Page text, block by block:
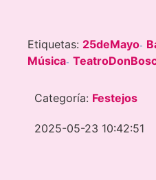
Etiquetas: 25deMayo-
Música-
Categoría: Festejos
2025-05-23 10:42:51